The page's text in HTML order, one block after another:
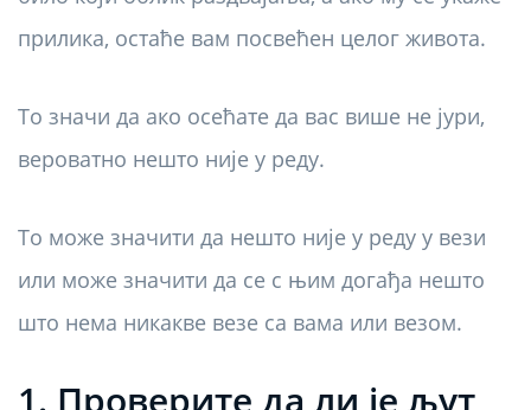
прилика, остаће вам посвећен целог живота.
То значи да ако осећате да вас више не јури,
вероватно нешто није у реду.
То може значити да нешто није у реду у вези
или може значити да се с њим догађа нешто
што нема никакве везе са вама или везом.
1. Проверите да ли је љут